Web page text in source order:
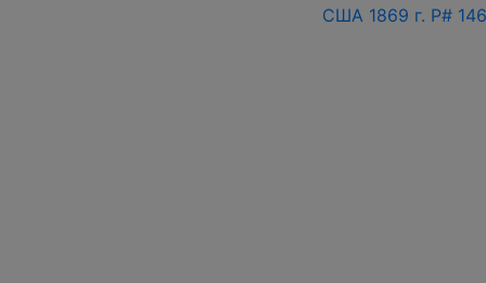
США 1869 г. P#